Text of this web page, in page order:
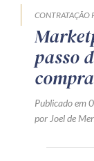
CONTRATAÇÃO
passo
Publicado em
por Joel de